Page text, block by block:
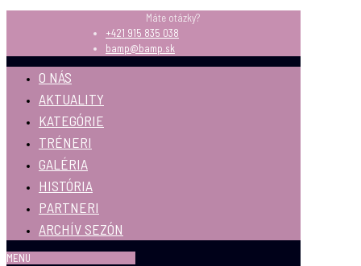
Máte otázky?
+421 915 835 038
bamp@bamp.sk
O NÁS
AKTUALITY
KATEGÓRIE
TRÉNERI
GALÉRIA
HISTÓRIA
PARTNERI
ARCHÍV SEZÓN
MENU